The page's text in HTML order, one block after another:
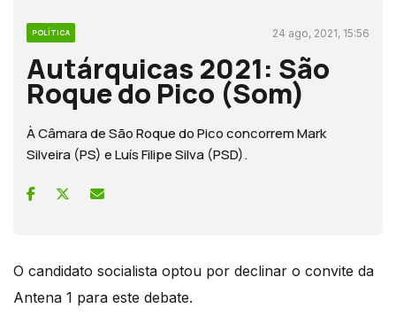
POLÍTICA 24 ago, 2021, 15:56
Autárquicas 2021: São
Roque do Pico (Som)
À Câmara de São Roque do Pico concorrem Mark
Silveira (PS) e Luís Filipe Silva (PSD).
O candidato socialista optou por declinar o convite da
Antena 1 para este debate.